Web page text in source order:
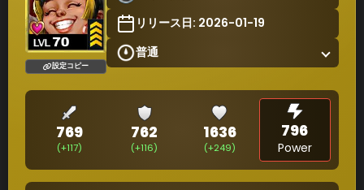
設定コピー
リリース日: 2026-01-19
普通
769
(+117)
762
(+116)
1636
(+249)
796
Power